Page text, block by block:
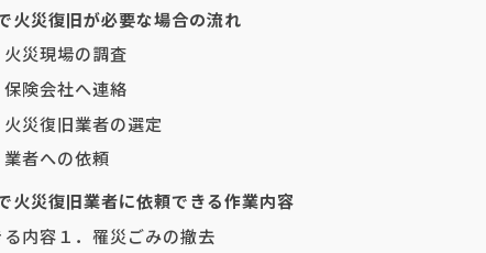
火災復旧が必要な場合の流れ
災現場の調査
険会社へ連絡
災復旧業者の選定
者への依頼
火災復旧業者に依頼できる作業内容
内容１．罹災ごみの撤去